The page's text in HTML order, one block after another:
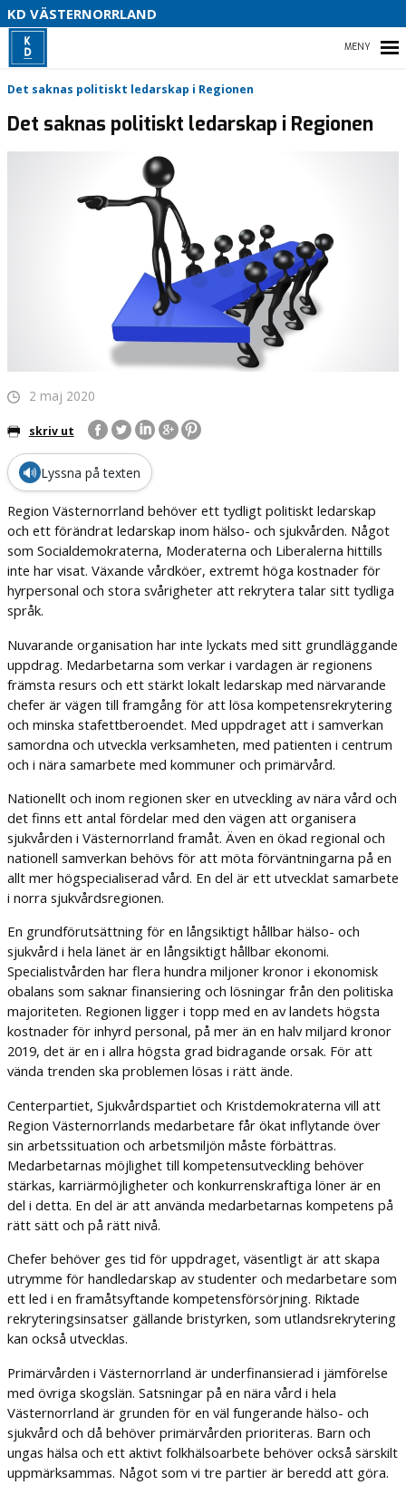
KD VÄSTERNORRLAND
HEM
PARTIDISTRIKTET
Det saknas politiskt ledarskap i Regionen
Det saknas politiskt ledarskap i Regionen
2 maj 2020
skriv ut
🔊 Lyssna på texten
Region Västernorrland behöver ett tydligt politiskt ledarskap
och ett förändrat ledarskap inom hälso- och sjukvården. Något
som Socialdemokraterna, Moderaterna och Liberalerna hittills
inte har visat. Växande vårdköer, extremt höga kostnader för
hyrpersonal och stora svårigheter att rekrytera talar sitt tydliga
språk.
Nuvarande organisation har inte lyckats med sitt grundläggande
uppdrag. Medarbetarna som verkar i vardagen är regionens
främsta resurs och ett stärkt lokalt ledarskap med närvarande
chefer är vägen till framgång för att lösa kompetensrekrytering
och minska stafettberoendet. Med uppdraget att i samverkan
samordna och utveckla verksamheten, med patienten i centrum
och i nära samarbete med kommuner och primärvård.
Nationellt och inom regionen sker en utveckling av nära vård och
det finns ett antal fördelar med den vägen att organisera
sjukvården i Västernorrland framåt. Även en ökad regional och
nationell samverkan behövs för att möta förväntningarna på en
allt mer högspecialiserad vård. En del är ett utvecklat samarbete
i norra sjukvårdsregionen.
En grundförutsättning för en långsiktigt hållbar hälso- och
sjukvård i hela länet är en långsiktigt hållbar ekonomi.
Specialistvården har flera hundra miljoner kronor i ekonomisk
obalans som saknar finansiering och lösningar från den politiska
majoriteten. Regionen ligger i topp med en av landets högsta
kostnader för inhyrd personal, på mer än en halv miljard kronor
2019, det är en i allra högsta grad bidragande orsak. För att
vända trenden ska problemen lösas i rätt ände.
Centerpartiet, Sjukvårdspartiet och Kristdemokraterna vill att
Region Västernorrlands medarbetare får ökat inflytande över
sin arbetssituation och arbetsmiljön måste förbättras.
Medarbetarnas möjlighet till kompetensutveckling behöver
stärkas, karriärmöjligheter och konkurrenskraftiga löner är en
del i detta. En del är att använda medarbetarnas kompetens på
rätt sätt och på rätt nivå.
Chefer behöver ges tid för uppdraget, väsentligt är att skapa
utrymme för handledarskap av studenter och medarbetare som
ett led i en framåtsyftande kompetensförsörjning. Riktade
rekryteringsinsatser gällande bristyrken, som utlandsrekrytering
kan också utvecklas.
Primärvården i Västernorrland är underfinansierad i jämförelse
med övriga skogslän. Satsningar på en nära vård i hela
Västernorrland är grunden för en väl fungerande hälso- och
sjukvård och då behöver primärvården prioriteras. Barn och
ungas hälsa och ett aktivt folkhälsoarbete behöver också särskilt
uppmärksammas. Något som vi tre partier är beredd att göra.